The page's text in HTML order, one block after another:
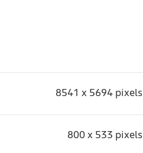
8541x 5694 pixels
800x 533 pixels